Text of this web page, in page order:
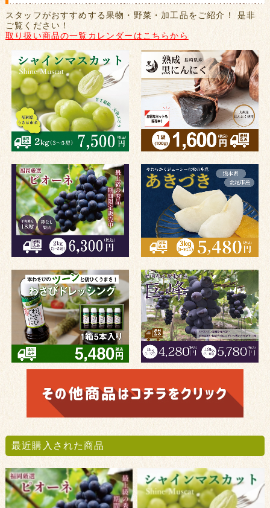
スタッフがおすすめする果物・野菜・加工品をご紹介！ 是非
ご覧ください！
取り扱い商品の一覧カレンダーはこちらから
最近購入された商品